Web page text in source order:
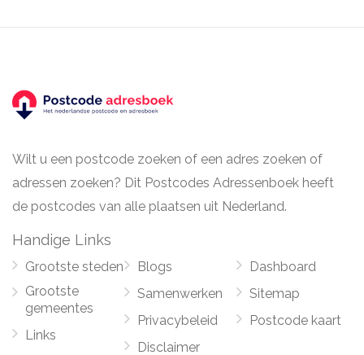
Wilt u een postcode zoeken of een adres zoeken of
adressen zoeken? Dit Postcodes Adressenboek heeft
de postcodes van alle plaatsen uit Nederland.
Handige Links
Grootste steden
Grootste
gemeentes
Links
Blogs
Samenwerken
Privacybeleid
Disclaimer
Dashboard
Sitemap
Postcode kaart